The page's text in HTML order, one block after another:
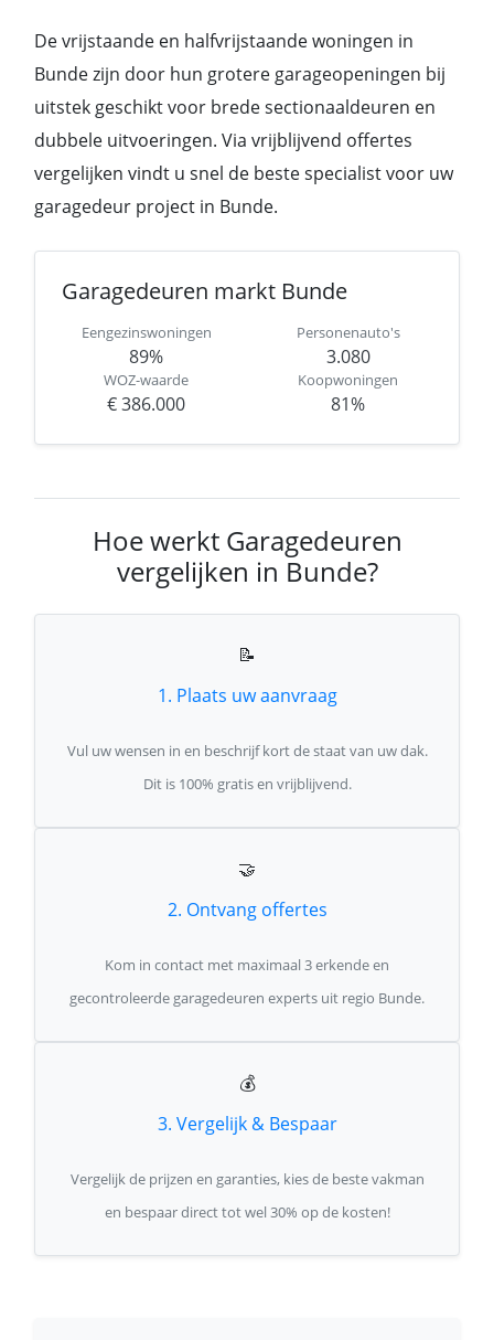
De vrijstaande en halfvrijstaande woningen in
Bunde zijn door hun grotere garageopeningen bij
uitstek geschikt voor brede sectionaaldeuren en
dubbele uitvoeringen. Via vrijblijvend offertes
vergelijken vindt u snel de beste specialist voor uw
garagedeur project in Bunde.
Garagedeuren markt Bunde
Eengezinswoningen
89%
Personenauto's
3.080
WOZ-waarde
€ 386.000
Koopwoningen
81%
Hoe werkt Garagedeuren
vergelijken in Bunde?
📝
1. Plaats uw aanvraag
Vul uw wensen in en beschrijf kort de staat van uw dak.
Dit is 100% gratis en vrijblijvend.
🤝
2. Ontvang offertes
Kom in contact met maximaal 3 erkende en
gecontroleerde garagedeuren experts uit regio Bunde.
💰
3. Vergelijk & Bespaar
Vergelijk de prijzen en garanties, kies de beste vakman
en bespaar direct tot wel 30% op de kosten!